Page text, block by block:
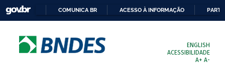
COMUNICA BR ACESSO À INFORMAÇÃO
ENGLISH
ACESSIBILIDADE
A+ A-